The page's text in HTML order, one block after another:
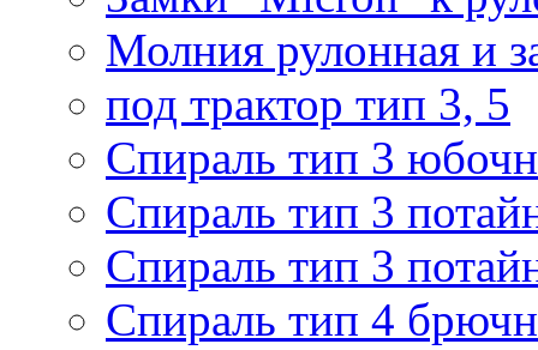
Молния рулонная и
под трактор тип 3, 5
Спираль тип 3
Спираль тип 3
Спираль тип 3
Спираль тип 4